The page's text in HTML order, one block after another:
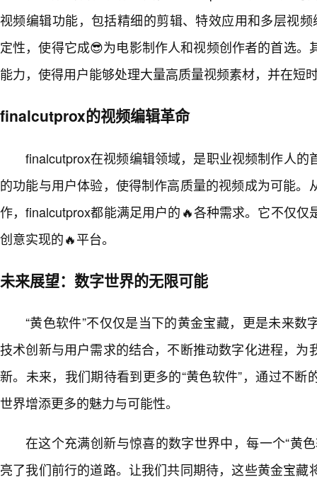
视频编辑功能，包括精细的剪辑、特效应用和多层视
定性，使得它成😎为电影制作人和视频创作者的首选。
能力，使得用户能够处理大量高质量视频素材，并在短
finalcutprox的视频编辑革命
finalcutprox在视频编辑领域，是职业视频制作人的
的功能与用户体验，使得制作高质量的视频成为可能。
作，finalcutprox都能满足用户的🔥各种需求。它不仅仅
创意实现的🔥平台。
未来展望：数字世界的无限可能
“黄色软件”不仅仅是当下的黄金宝藏，更是未来数
技术创新与用户需求的结合，不断推动数字化进程，为
新。未来，我们期待看到更多的“黄色软件”，通过不断
世界增添更多的魅力与可能性。
在这个充满创新与惊喜的数字世界中，每一个“黄
亮了我们前行的道路。让我们共同期待，这些黄金宝藏